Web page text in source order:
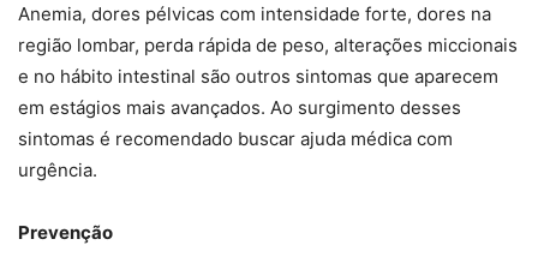
Anemia, dores pélvicas com intensidade forte, dores na
região lombar, perda rápida de peso, alterações miccionais
e no hábito intestinal são outros sintomas que aparecem
em estágios mais avançados. Ao surgimento desses
sintomas é recomendado buscar ajuda médica com
urgência.
Prevenção